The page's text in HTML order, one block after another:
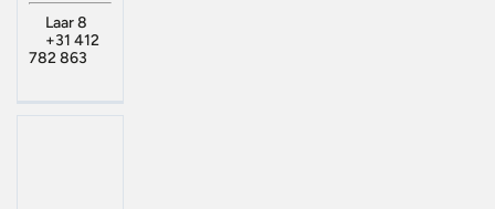
Laar 8
+31 412
782 863